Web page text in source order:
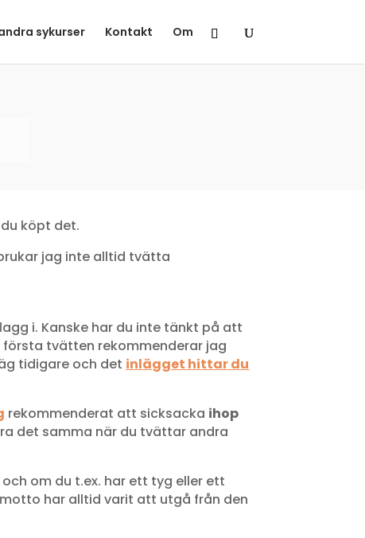
sykurser Kontakt Om
köpt det.
jag inte alltid tvätta
i. Kanske har du inte tänkt på att
första tvätten rekommenderar jag
tidigare och det inlägget hittar du
rekommenderat att sicksacka ihop
det samma när du tvättar andra
om du t.ex. har ett tyg eller ett
har alltid varit att utgå från den